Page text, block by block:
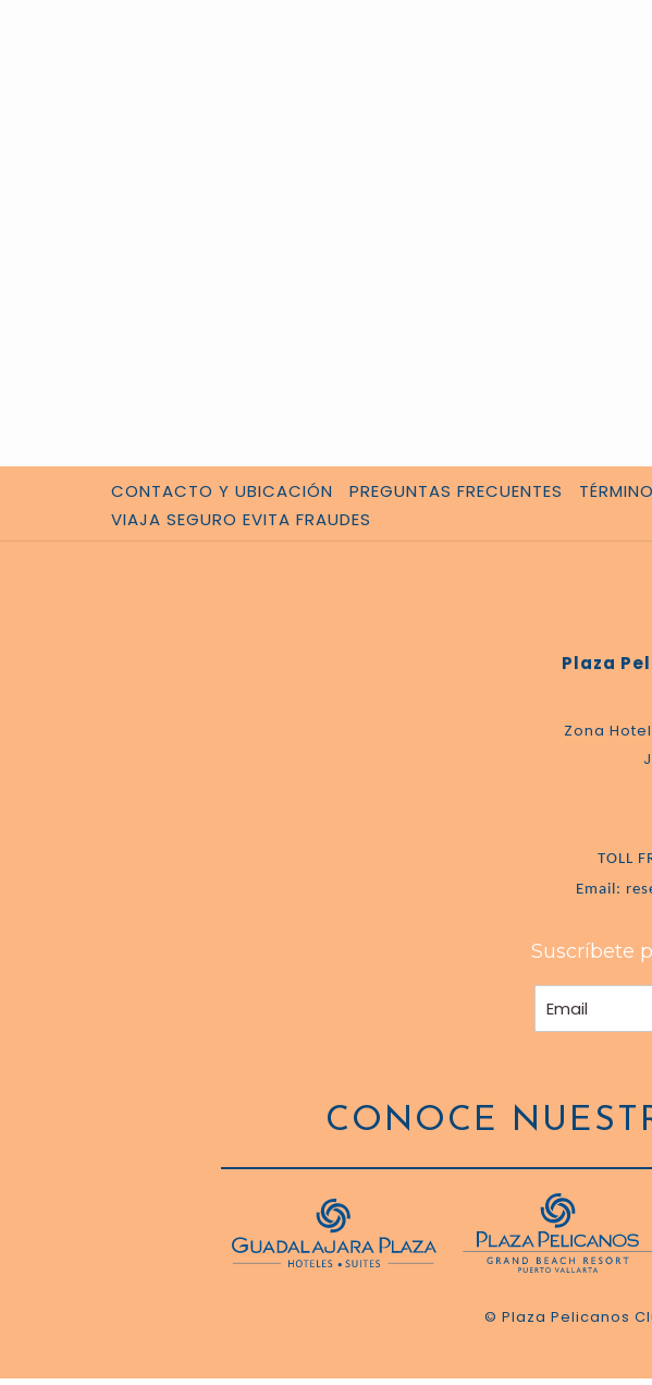
CONTACTO Y UBICACIÓN PREGUNTAS FRECUENTES
VIAJA SEGURO EVITA FRAUDES
Plaza
Zona
TOLL
Email:
Suscríbete
CONOCE
© Plaza Pelicanos